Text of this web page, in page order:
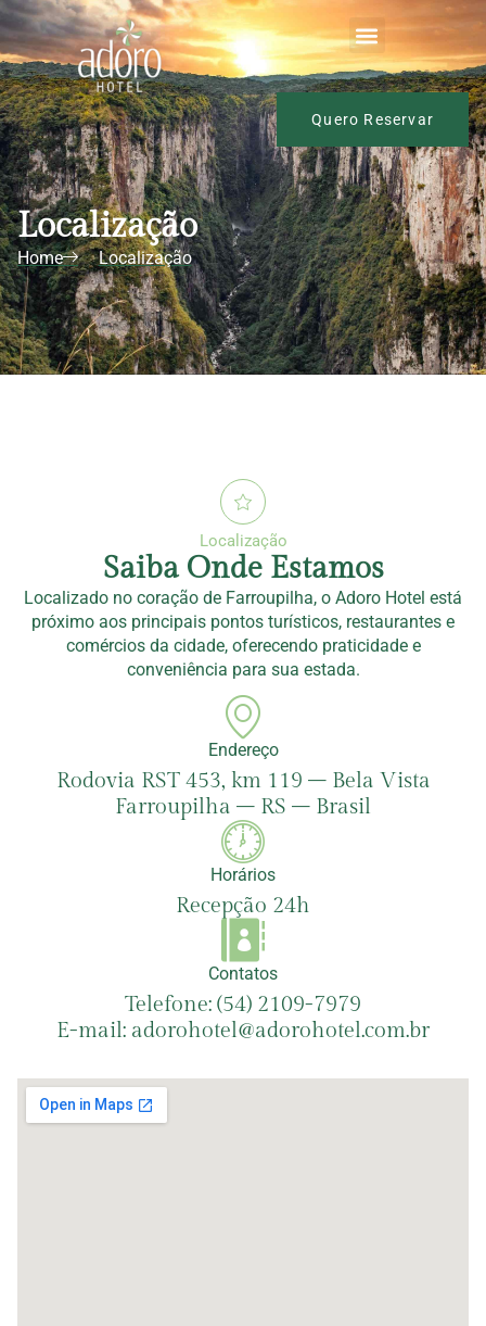
Quero Reservar
Localização
Localização
Home Localização
Localização
Saiba Onde Estamos
Localizado no coração de Farroupilha, o Adoro Hotel está
próximo aos principais pontos turísticos, restaurantes e
comércios da cidade, oferecendo praticidade e
conveniência para sua estada.
Endereço
Rodovia RST 453, km 119 – Bela Vista
Farroupilha – RS – Brasil
Horários
Recepção 24h
Contatos
Telefone: (54) 2109-7979
E-mail: adorohotel@adorohotel.com.br